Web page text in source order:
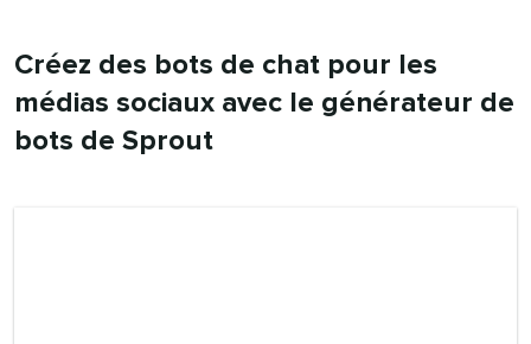
Créez des bots de chat pour les
médias sociaux avec le générateur de
bots de Sprout​​